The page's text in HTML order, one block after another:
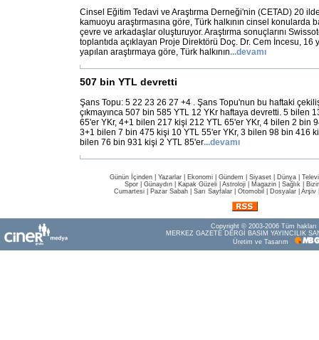
Cinsel Eğitim Tedavi ve Araştırma Derneği'nin (CETAD) 20
kamuoyu araştırmasına göre, Türk halkının cinsel konularda
çevre ve arkadaşlar oluşturuyor. Araştırma sonuçlarını
toplantıda açıklayan Proje Direktörü Doç. Dr. Cem İncesu, 16
yapılan araştırmaya göre, Türk halkının...devamı
507 bin YTL devretti
Şans Topu: 5 22 23 26 27 +4 . Şans Topu'nun bu haftaki
çıkmayınca 507 bin 585 YTL 12 YKr haftaya devretti. 5 bilen
65'er YKr, 4+1 bilen 217 kişi 212 YTL 65'er YKr, 4 bilen 2 bin
3+1 bilen 7 bin 475 kişi 10 YTL 55'er YKr, 3 bilen 98 bin 416
bilen 76 bin 931 kişi 2 YTL 85'er...devamı
Günün İçinden Yazarlar Ekonomi Gündem Siyaset Dünya |
Spor
Günaydın Kapak Güzeli Astroloji Magazin Sağlık
Cumartesi
Pazar Sabah Sarı Sayfalar Otomobil Dosyalar Arşiv
Copyright © 2003-2006 Tüm hakları
MERKEZ GAZETE DERGİ BASIM YAYINCILIK
Üretim ve Tasarım